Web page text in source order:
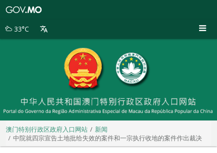
别
33°C
澳门特别行政区政府入口网站
新闻
中院就四宗宣告土地批给失效的案件和一宗执行收地的案件作出裁决